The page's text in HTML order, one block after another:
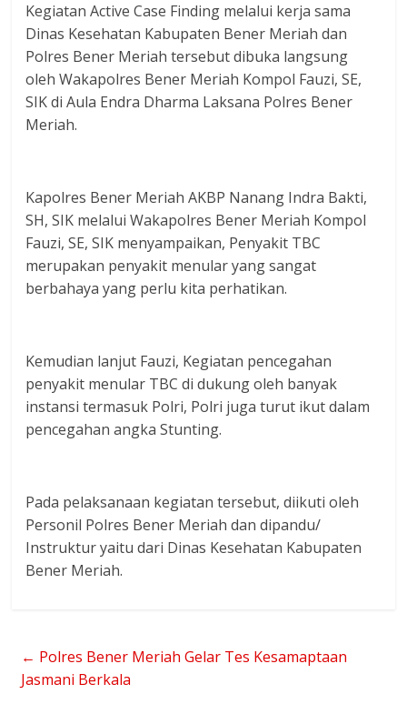
Kegiatan Active Case Finding melalui kerja sama
Dinas Kesehatan Kabupaten Bener Meriah dan
Polres Bener Meriah tersebut dibuka langsung
oleh Wakapolres Bener Meriah Kompol Fauzi, SE,
SIK di Aula Endra Dharma Laksana Polres Bener
Meriah.
Kapolres Bener Meriah AKBP Nanang Indra Bakti,
SH, SIK melalui Wakapolres Bener Meriah Kompol
Fauzi, SE, SIK menyampaikan, Penyakit TBC
merupakan penyakit menular yang sangat
berbahaya yang perlu kita perhatikan.
Kemudian lanjut Fauzi, Kegiatan pencegahan
penyakit menular TBC di dukung oleh banyak
instansi termasuk Polri, Polri juga turut ikut dalam
pencegahan angka Stunting.
Pada pelaksanaan kegiatan tersebut, diikuti oleh
Personil Polres Bener Meriah dan dipandu/
Instruktur yaitu dari Dinas Kesehatan Kabupaten
Bener Meriah.
← Polres Bener Meriah Gelar Tes Kesamaptaan
Jasmani Berkala